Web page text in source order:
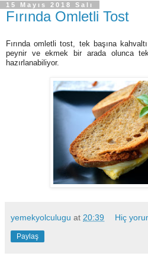
15 Mayıs 2018 Salı
Fırında Omletli Tost
Fırında omletli tost, tek başına
peynir ve ekmek bir arada olunca
hazırlanabiliyor.
yemekyolculugu at 20:39 Hiç
Paylaş